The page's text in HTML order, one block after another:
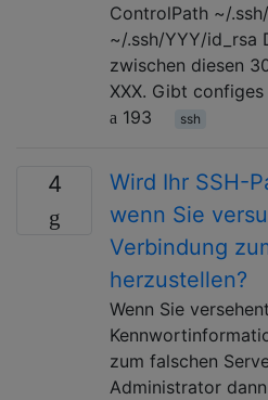
ControlPath ~/
~/.ssh/YYY/id_rsa
zwischen diesen
XXX. Gibt
193
ssh
4
Wird Ihr SSH-
wenn Sie
Verbindung
herzustellen?
Wenn Sie
zum falschen
Administrator